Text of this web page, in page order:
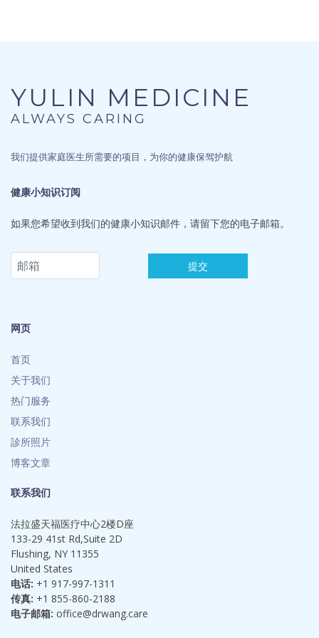
YULIN MEDICINE
ALWAYS CARING
我们提供家庭医生所需要的项目，为你的健康保驾护航
健康小知识订阅
如果您希望收到我们的健康小知识邮件，请留下您的电子邮箱。
提交
网页
首页
关于我们
热门服务
联系我们
診所照片
博客文章
联系我们
法拉盛天福医疗中心2楼D座
133-29 41st Rd,Suite 2D
Flushing, NY 11355
United States
电话: +1 917-997-1311
传真: +1 855-860-2188
电子邮箱: office@drwang.care